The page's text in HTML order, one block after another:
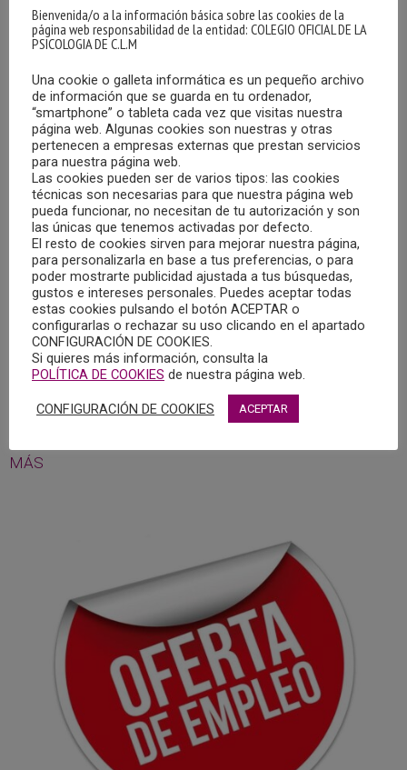
MÁS
OFERTA DE EMPLEO EN TARANCÓN (CUENCA)
15/10/2021
El Centro Psicopedagógico de Atención Global “Glía”,
precisa la incorporación de un profesional de Psicología
Clínica y Psicología Infanto-Juvenil en la localidad de
Tarancón (Cuenca).
MÁS
Bienvenida/o a la información básica sobre las cookies de la
página web responsabilidad de la entidad: COLEGIO OFICIAL DE LA
PSICOLOGIA DE C.L.M
Una cookie o galleta informática es un pequeño archivo
de información que se guarda en tu ordenador,
“smartphone” o tableta cada vez que visitas nuestra
página web. Algunas cookies son nuestras y otras
pertenecen a empresas externas que prestan servicios
para nuestra página web.
Las cookies pueden ser de varios tipos: las cookies
técnicas son necesarias para que nuestra página web
pueda funcionar, no necesitan de tu autorización y son
las únicas que tenemos activadas por defecto.
El resto de cookies sirven para mejorar nuestra página,
para personalizarla en base a tus preferencias, o para
poder mostrarte publicidad ajustada a tus búsquedas,
gustos e intereses personales. Puedes aceptar todas
estas cookies pulsando el botón ACEPTAR o
configurarlas o rechazar su uso clicando en el apartado
CONFIGURACIÓN DE COOKIES.
Si quieres más información, consulta la
POLÍTICA DE COOKIES de nuestra página web.
CONFIGURACIÓN DE COOKIES ACEPTAR